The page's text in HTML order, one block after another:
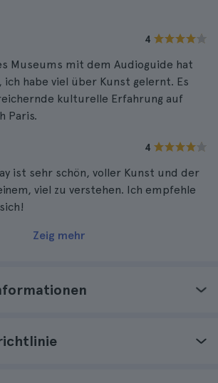
4
Museums mit dem Audioguide hat
habe viel über Kunst gelernt. Es
kulturelle Erfahrung auf
Paris.
4
ist sehr schön, voller Kunst und der
viel zu verstehen. Ich empfehle
Zeig mehr